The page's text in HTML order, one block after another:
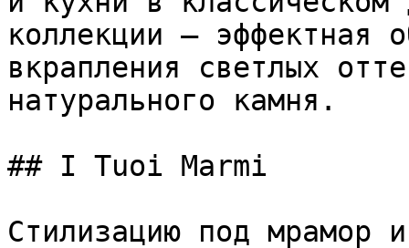
коллекции – эффектная
вкрапления светлых
натурального камня.
## I Tuoi Marmi
Стилизацию под мрамор